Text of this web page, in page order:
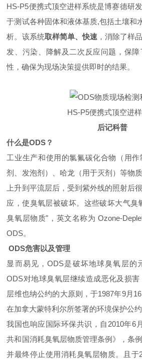
HS-P5便携式顶空进样系统是博赛德研
于测试各种固体和液体基质,包括土壤和
析。该系统取样简单、快速 ，消除了样
发、污染、降解及二次反应问题，保
性，确保为现场决策提供即时的结果。
HS-P5便携式顶空进
后记科普
什么是ODS？
工业生产和使用的氯氟碳化合物（用
剂、发泡剂）、哈龙（用于灭剂）等物
上升到平流层后，受到紫外线的照射后
应，使臭氧层被破坏。这些破坏大气臭
臭氧层物质"，英文名称为 Ozone-
ODS。
ODS危害以及管理
显而易见，ODS是破坏地球臭氧层的
ODS对地球臭氧层继续造成恶化及损
层维也纳公约的大原则，于1987年9月
在加拿大蒙特利尔所签署的环境保护公
我国也响应国际环保共识，自2010年6
共和国消耗臭氧层物质管理条例》，条
并最终停止使用消耗臭氧层物质。且于